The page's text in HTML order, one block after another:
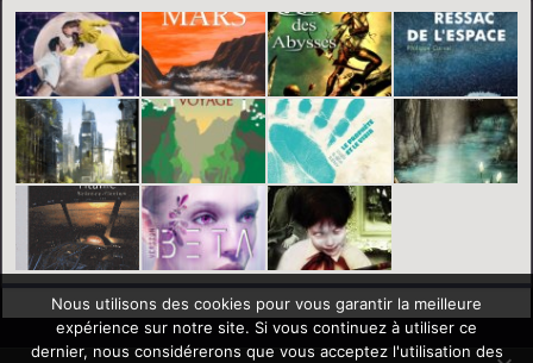
Nous utilisons des cookies pour vous garantir la meilleure
expérience sur notre site. Si vous continuez à utiliser ce
dernier, nous considérerons que vous acceptez l'utilisation des